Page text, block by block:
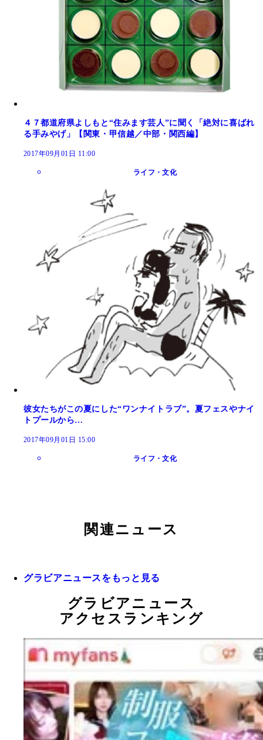
４７都道府県よしもと“住みます芸人”に聞く「絶対に喜ばれ
る手みやげ」【関東・甲信越／中部・関西編】
2017年09月01日 11:00
ライフ・文化
彼女たちがこの夏にした“ワンナイトラブ”。夏フェスやナイ
トプールから…
2017年09月01日 15:00
ライフ・文化
関連ニュース
グラビアニュースをもっと見る
グラビアニュース
アクセスランキング